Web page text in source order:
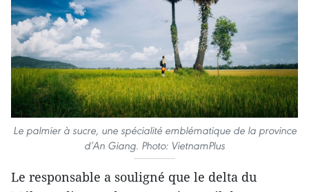
Le palmier à sucre, une spécialité emblématique de la province
d’An Giang. Photo: VietnamPlus
Le responsable a souligné que le delta du